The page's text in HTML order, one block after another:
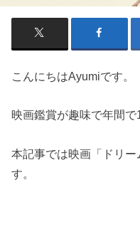
こんにちはAyumiです。
映画鑑賞が趣味で年間で
本記事では映画「ドリ
す。